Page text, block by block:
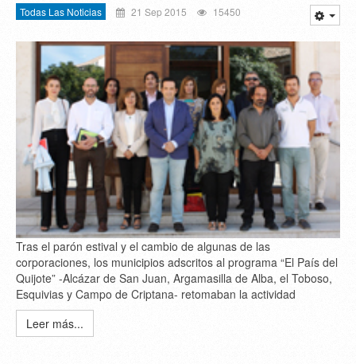
Todas Las Noticias 21 Sep 2015 15450
Tras el parón estival y el cambio de algunas de las
corporaciones, los municipios adscritos al programa “El País del
Quijote” -Alcázar de San Juan, Argamasilla de Alba, el Toboso,
Esquivias y Campo de Criptana- retomaban la actividad
Leer más...